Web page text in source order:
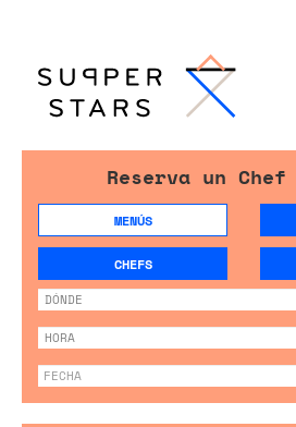
Reserva un Chef
MENÚS
CHEFS